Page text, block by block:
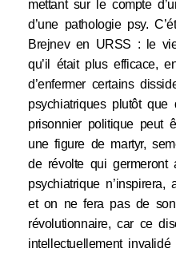
mettant sur le compte
d’une pathologie psy.
Brejnev en URSS : le
qu’il était plus efficace,
d’enfermer certains
psychiatriques plutôt
prisonnier politique peut
une figure de martyr,
de révolte qui germeront
psychiatrique
et on ne fera pas de
révolutionnaire, car ce
intellectuellement